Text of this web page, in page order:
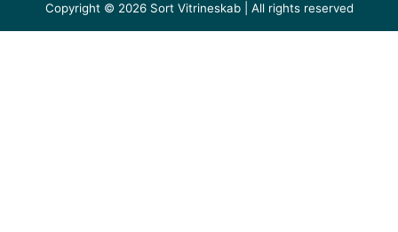
Copyright © 2026 Sort Vitrineskab | All rights reserved